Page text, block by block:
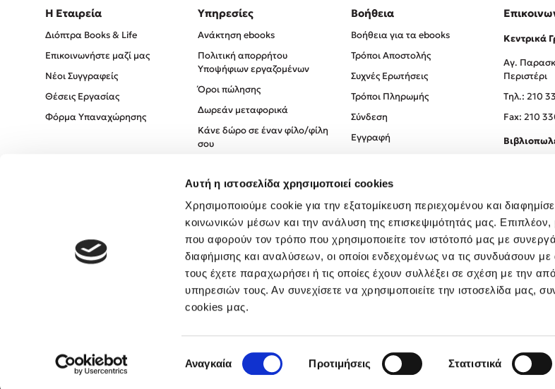
Αυτή η ιστοσελίδα χρησιμοποιεί cookies
Χρησιμοποιούμε cookie για την εξατομίκευση περιεχομένου και
κοινωνικών μέσων και την ανάλυση της επισκεψιμότητάς μας.
που αφορούν τον τρόπο που χρησιμοποιείτε τον ιστότοπό μας με
διαφήμισης και αναλύσεων, οι οποίοι ενδεχομένως να τις συνδυάσουν
τους έχετε παραχωρήσει ή τις οποίες έχουν συλλέξει σε σχέση με την
υπηρεσιών τους. Αν συνεχίσετε να χρησιμοποιείτε την ιστοσελίδα μας,
cookies μας.
συγκατάθεσης
Αναγκαία Προτιμήσεις Στατιστικά
Η Εταιρεία
Διόπτρα Books & Life
Επικοινωνήστε μαζί μας
Νέοι Συγγραφείς
Θέσεις Εργασίας
Φόρμα Υπαναχώρησης
Υπηρεσίες
Ανάκτηση ebooks
Πολιτική απορρήτου
Υποψήφιων εργαζομένων
Όροι πώλησης
Δωρεάν μεταφορικά
Κάνε δώρο σε έναν φίλο/φίλη
σου
Πολιτική Απορρήτου
Όροι χρήσης
Βοήθεια
Βοήθεια για τα ebooks
Τρόποι Αποστολής
Συχνές Ερωτήσεις
Τρόποι Πληρωμής
Σύνδεση
Εγγραφή
Κεντρικά
Αγ.
Περιστέρι
Tηλ.: 210
Fax: 210
Created by